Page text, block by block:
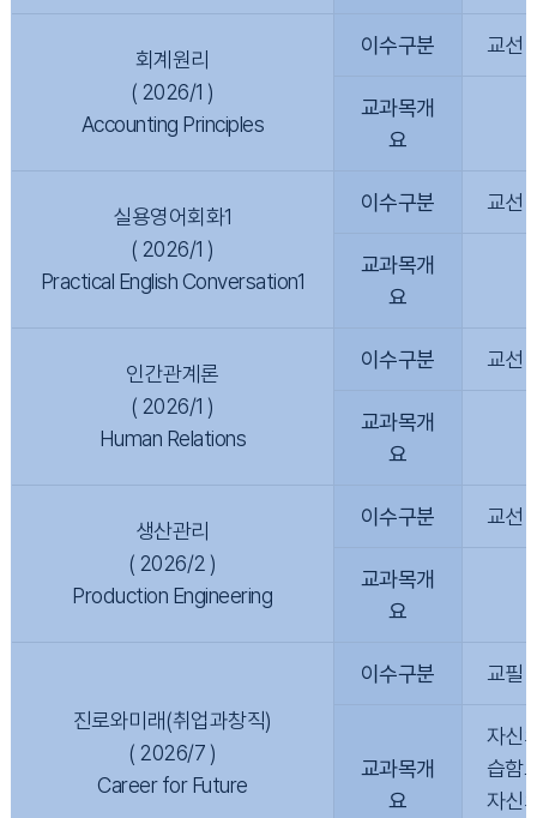
회계원리
( 2026/1 )
Accounting Principles
이수구분 교선
교과목개
요
실용영어회화1
( 2026/1 )
Practical English Conversation1
이수구분 교선
교과목개
요
인간관계론
( 2026/1 )
Human Relations
이수구분 교선
교과목개
요
생산관리
( 2026/2 )
Production Engineering
이수구분 교선
교과목개
요
진로와미래(취업과창직)
( 2026/7 )
Career for Future
이수구분 교필
교과목개
요
자신
습함
자신